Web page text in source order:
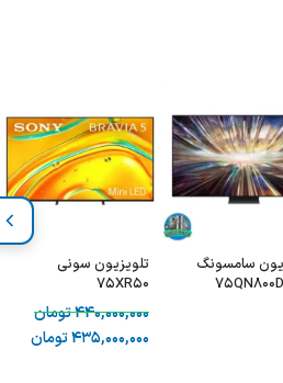
سامسونگ
تلویزیون سونی
75XR50
440,000,000تومان
435,000,000تومان